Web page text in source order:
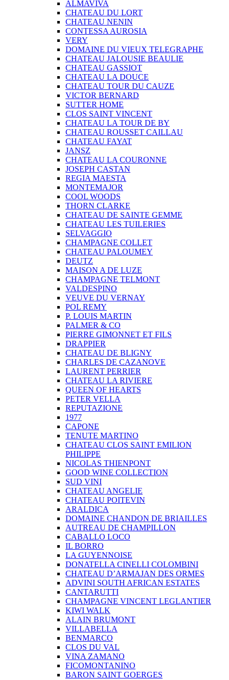
ALMAVIVA
CHATEAU DU LORT
CHATEAU NENIN
CONTESSA AUROSIA
VERY
DOMAINE DU VIEUX TELEGRAPHE
CHATEAU JALOUSIE BEAULIE
CHATEAU GASSIOT
CHATEAU LA DOUCE
CHATEAU TOUR DU CAUZE
VICTOR BERNARD
SUTTER HOME
CLOS SAINT VINCENT
CHATEAU LA TOUR DE BY
CHATEAU ROUSSET CAILLAU
CHATEAU FAYAT
JANSZ
CHATEAU LA COURONNE
JOSEPH CASTAN
REGIA MAESTA
MONTEMAJOR
COOL WOODS
THORN CLARKE
CHATEAU DE SAINTE GEMME
CHATEAU LES TUILERIES
SELVAGGIO
CHAMPAGNE COLLET
CHATEAU PALOUMEY
DEUTZ
MAISON A DE LUZE
CHAMPAGNE TELMONT
VALDESPINO
VEUVE DU VERNAY
POL REMY
P. LOUIS MARTIN
PALMER & CO
PIERRE GIMONNET ET FILS
DRAPPIER
CHATEAU DE BLIGNY
CHARLES DE CAZANOVE
LAURENT PERRIER
CHATEAU LA RIVIERE
QUEEN OF HEARTS
PETER VELLA
REPUTAZIONE
1977
CAPONE
TENUTE MARTINO
CHATEAU CLOS SAINT EMILION
PHILIPPE
NICOLAS THIENPONT
GOOD WINE COLLECTION
SUD VINI
CHATEAU ANGELIE
CHATEAU POITEVIN
ARALDICA
DOMAINE CHANDON DE BRIAILLES
AUTREAU DE CHAMPILLON
CABALLO LOCO
IL BORRO
LA GUYENNOISE
DONATELLA CINELLI COLOMBINI
CHATEAU D’ARMAJAN DES ORMES
ADVINI SOUTH AFRICAN ESTATES
CANTARUTTI
CHAMPAGNE VINCENT LEGLANTIER
KIWI WALK
ALAIN BRUMONT
VILLABELLA
BENMARCO
CLOS DU VAL
VINA ZAMANO
FICOMONTANINO
BARON SAINT GOERGES